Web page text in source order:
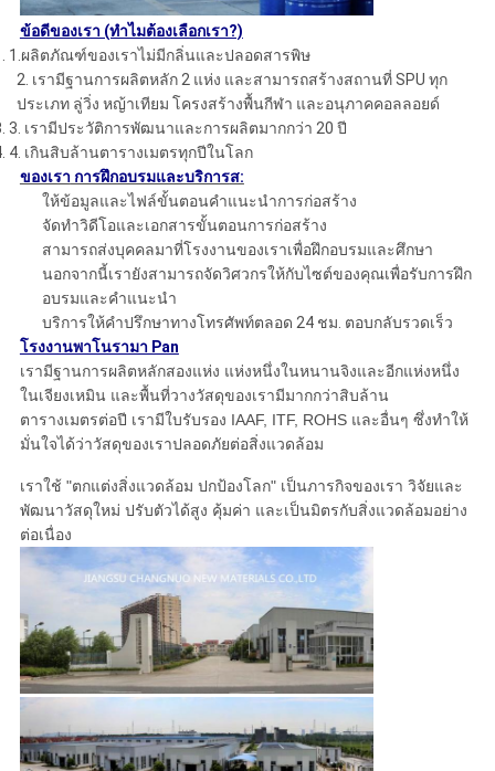
ข้อดีของเรา (ทำไมต้องเลือกเรา?)
1.ผลิตภัณฑ์ของเราไม่มีกลิ่นและปลอดสารพิษ
2. เรามีฐานการผลิตหลัก 2 แห่ง และสามารถสร้างสถานที่ SPU ทุก
ประเภท ลู่วิ่ง หญ้าเทียม โครงสร้างพื้นกีฬา และอนุภาคคอลลอยด์
3. เรามีประวัติการพัฒนาและการผลิตมากกว่า 20 ปี
4. เกินสิบล้านตารางเมตรทุกปีในโลก
ของเรา การฝึกอบรมและบริการส:
ให้ข้อมูลและไฟล์ขั้นตอนคำแนะนำการก่อสร้าง
จัดทำวิดีโอและเอกสารขั้นตอนการก่อสร้าง
สามารถส่งบุคคลมาที่โรงงานของเราเพื่อฝึกอบรมและศึกษา
นอกจากนี้เรายังสามารถจัดวิศวกรให้กับไซต์ของคุณเพื่อรับการฝึก
อบรมและคำแนะนำ
บริการให้คำปรึกษาทางโทรศัพท์ตลอด 24 ชม. ตอบกลับรวดเร็ว
โรงงานพาโนรามา Pan
เรามีฐานการผลิตหลักสองแห่ง แห่งหนึ่งในหนานจิงและอีกแห่งหนึ่ง
ในเจียงเหมิน และพื้นที่วางวัสดุของเรามีมากกว่าสิบล้าน
ตารางเมตรต่อปี เรามีใบรับรอง IAAF, ITF, ROHS และอื่นๆ ซึ่งทำให้
มั่นใจได้ว่าวัสดุของเราปลอดภัยต่อสิ่งแวดล้อม
เราใช้ "ตกแต่งสิ่งแวดล้อม ปกป้องโลก" เป็นภารกิจของเรา วิจัยและ
พัฒนาวัสดุใหม่ ปรับตัวได้สูง คุ้มค่า และเป็นมิตรกับสิ่งแวดล้อมอย่าง
ต่อเนื่อง